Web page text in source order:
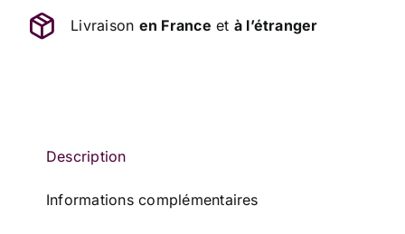
Beige
Grelot
ET
Livraison en France et à l’étranger
Description
Informations complémentaires